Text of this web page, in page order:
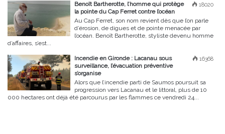
18020
Benoît Bartherotte, l’homme qui protège
la pointe du Cap Ferret contre l’océan
Au Cap Ferret, son nom revient dès que l’on parle
d’érosion, de digues et de pointe menacée par
l’océan. Benoît Bartherotte, styliste devenu homme
d’affaires, s’est...
16368
Incendie en Gironde : Lacanau sous
surveillance, l’évacuation préventive
s’organise
Alors que l’incendie parti de Saumos poursuit sa
progression vers Lacanau et le littoral, plus de 10
000 hectares ont déjà été parcourus par les flammes ce vendredi 24...